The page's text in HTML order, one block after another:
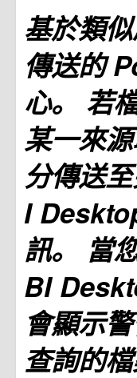
基於類
傳送的
心。 若
某一來
分傳送
I
訊。 當
BI
會顯示
查詢的